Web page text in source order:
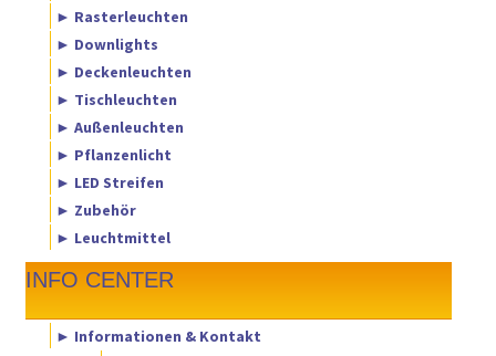
► Rasterleuchten
► Downlights
► Deckenleuchten
► Tischleuchten
► Außenleuchten
► Pflanzenlicht
► LED Streifen
► Zubehör
► Leuchtmittel
INFO CENTER
► Informationen & Kontakt